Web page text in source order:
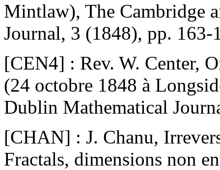
Mintlaw), The Cambridge
Journal, 3 (1848), pp. 163-
[CEN4] : Rev. W. Center,
(24 octobre 1848 à
Dublin Mathematical
[CHAN] : J. Chanu,
Fractals, dimensions non